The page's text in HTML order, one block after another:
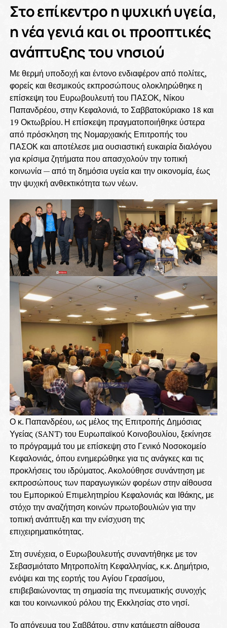
Στο επίκεντρο η ψυχική υγεία,
η νέα γενιά και οι προοπτικές
ανάπτυξης του νησιού
Με θερμή υποδοχή και έντονο ενδιαφέρον από πολίτες,
φορείς και θεσμικούς εκπροσώπους ολοκληρώθηκε η
επίσκεψη του Ευρωβουλευτή του ΠΑΣΟΚ, Νίκου
Παπανδρέου, στην Κεφαλονιά, το Σαββατοκύριακο 18 και
19 Οκτωβρίου. Η επίσκεψη πραγματοποιήθηκε ύστερα
από πρόσκληση της Νομαρχιακής Επιτροπής του
ΠΑΣΟΚ και αποτέλεσε μια ουσιαστική ευκαιρία διαλόγου
για κρίσιμα ζητήματα που απασχολούν την τοπική
κοινωνία — από τη δημόσια υγεία και την οικονομία, έως
την ψυχική ανθεκτικότητα των νέων.
Ο κ. Παπανδρέου, ως μέλος της Επιτροπής Δημόσιας
Υγείας (SANT) του Ευρωπαϊκού Κοινοβουλίου, ξεκίνησε
το πρόγραμμά του με επίσκεψη στο Γενικό Νοσοκομείο
Κεφαλονιάς, όπου ενημερώθηκε για τις ανάγκες και τις
προκλήσεις του ιδρύματος. Ακολούθησε συνάντηση με
εκπροσώπους των παραγωγικών φορέων στην αίθουσα
του Εμπορικού Επιμελητηρίου Κεφαλονιάς και Ιθάκης, με
στόχο την αναζήτηση κοινών πρωτοβουλιών για την
τοπική ανάπτυξη και την ενίσχυση της
επιχειρηματικότητας.
Στη συνέχεια, ο Ευρωβουλευτής συναντήθηκε με τον
Σεβασμιότατο Μητροπολίτη Κεφαλληνίας, κ.κ. Δημήτριο,
ενόψει και της εορτής του Αγίου Γερασίμου,
επιβεβαιώνοντας τη σημασία της πνευματικής συνοχής
και του κοινωνικού ρόλου της Εκκλησίας στο νησί.
Το απόγευμα του Σαββάτου, στην κατάμεστη αίθουσα